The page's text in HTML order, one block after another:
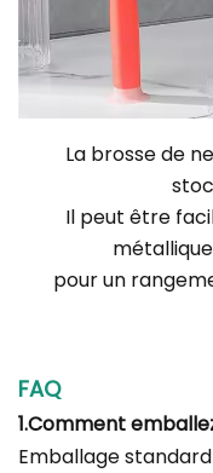
La brosse de
Il peut être
pour un
FAQ
1.Comment
Emballage